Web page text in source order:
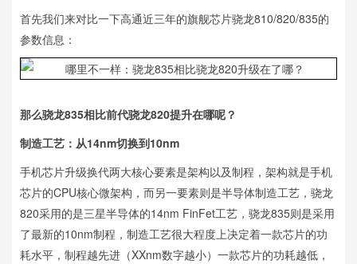
首先我们来对比一下高通近三年的旗舰芯片骁龙810/820/835的
参数信息：
那么骁龙835相比前代骁龙820提升在哪呢？
制造工艺：从14nm切换到10nm
手机芯片升级换代两大核心要素是架构以及制程，架构就是手机
芯片的CPU核心微架构，而另一要素则是半导体制造工艺，骁龙
820采用的是三星半导体的14nm FinFet工艺，骁龙835则是采用
了最新的10nm制程，制造工艺很大程度上决定着一款芯片的功
耗水平，制程越先进（XXnm数字越小）一款芯片的功耗越低，